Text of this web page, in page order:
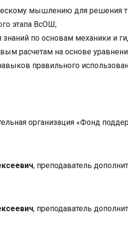
мышлению для решения
этапа ВсОШ;
знаний по основам механики и
расчетам на основе
правильного
организация «Фонд
, преподаватель
, преподаватель